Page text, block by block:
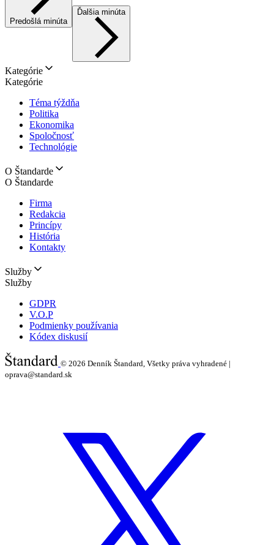
Predošlá minúta
Ďalšia minúta
Kategórie
Kategórie
Téma týždňa
Politika
Ekonomika
Spoločnosť
Technológie
O Štandarde
O Štandarde
Firma
Redakcia
Princípy
História
Kontakty
Služby
Služby
GDPR
V.O.P
Podmienky používania
Kódex diskusií
© 2026 Denník Štandard, Všetky práva vyhradené |
oprava@standard.sk